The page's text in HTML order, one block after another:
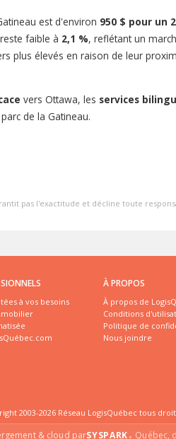
est d'environ 950 $ pour un
reste faible à 2,1 %, reflétant un
plus élevés en raison de leur
vers Ottawa, les services
de la Gatineau.
pas l'exactitude et décline toute
à vos besoins
À PROPOS
À propos de
Conditions
Politique de
Nous joindre
2003-2026 Réseau LogisQuébec tous
& cloud parSYSPARK Québec,